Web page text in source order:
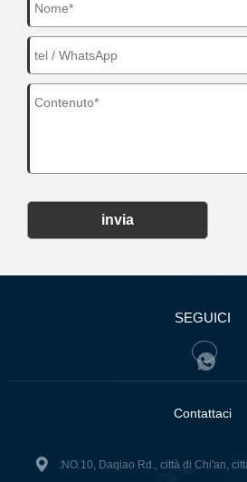
invia
SEGUICI
Contattaci
:NO.10, Daqiao Rd., città di Chi'an,